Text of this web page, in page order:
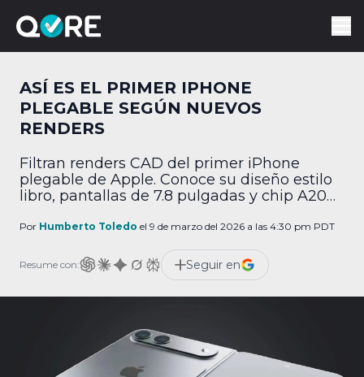
ASÍ ES EL PRIMER IPHONE
PLEGABLE SEGÚN NUEVOS
RENDERS
Filtran renders CAD del primer iPhone
plegable de Apple. Conoce su diseño estilo
libro, pantallas de 7.8 pulgadas y chip A20
Por Humberto Toledo el 9 de marzo del 2026 a las 4:30 pm PDT
Resume con: Seguir en